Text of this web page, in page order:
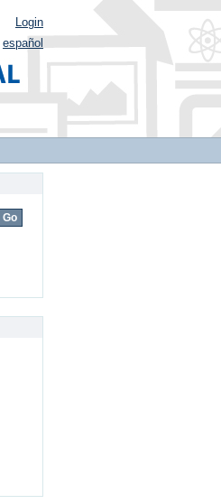
Login
español